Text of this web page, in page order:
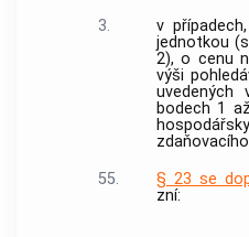
3.
v
jednotkou
2), o cenu
výši
bodech 1
55.
§ 23 se
zní: